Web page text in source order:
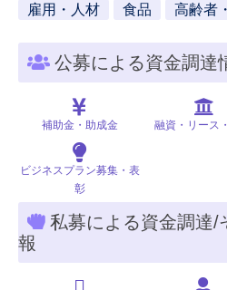
雇用・人材
食品 高齢者
公募による資金調達
補助金・助成金 融資・リース
ビジネスプラン募集・表
彰
私募による資金調達/
報